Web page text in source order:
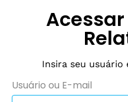
Insira seu usuário
Usuário ou E-mail